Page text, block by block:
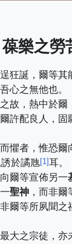
樂之勞
狂誕，爾等其
心之無他也。
之故，熱中於爾
許配良人，固
懼者，惟恐爾
於譎虺[1]耳。
爾等宣佈另一
聖神 ，而非
爾等所夙聞之
大之宗徒，亦